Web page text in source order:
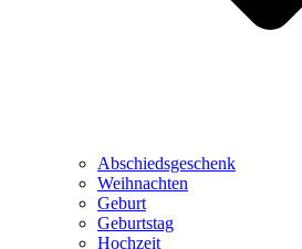
Abschiedsgeschenk
Weihnachten
Geburt
Geburtstag
Hochzeit